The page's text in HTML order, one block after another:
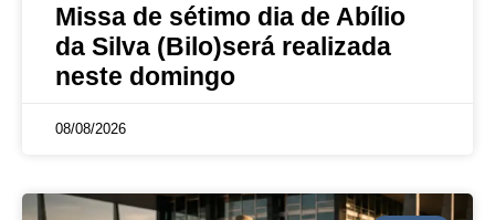
Missa de sétimo dia de Abílio
da Silva (Bilo)será realizada
neste domingo
08/08/2026